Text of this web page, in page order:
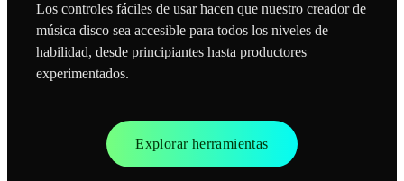
Los controles fáciles de usar hacen que nuestro creador de
música disco sea accesible para todos los niveles de
habilidad, desde principiantes hasta productores
experimentados.
Explorar herramientas